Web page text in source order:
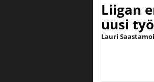
Liigan
uusi
Lauri